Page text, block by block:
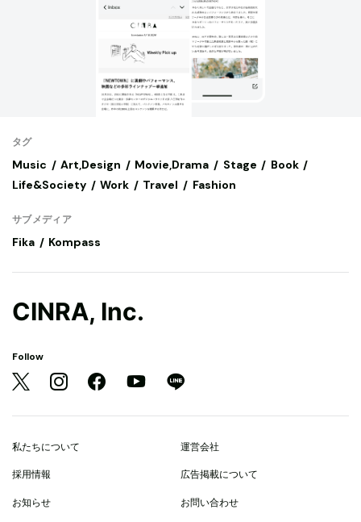
タグ
Music Art,Design Movie,Drama Stage
Book
Life&Society
Work Travel Fashion
サブメディア
Fika Kompass
CINRA, Inc.
Follow
私たちについて 運営会社
採用情報 広告掲載について
お知らせ お問い合わせ